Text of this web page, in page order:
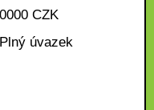
CZK
Plný úvazek